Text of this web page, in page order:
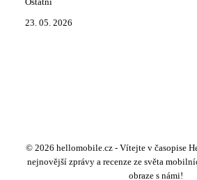
Ostatní
23. 05. 2026
© 2026 hellomobile.cz - Vítejte v časopise
nejnovější zprávy a recenze ze světa
obraze s námi!